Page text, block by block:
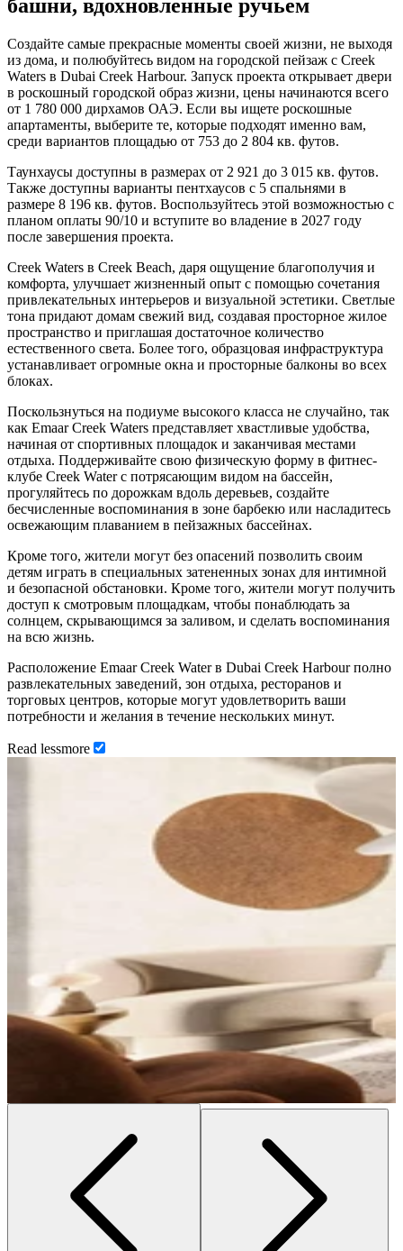
башни, вдохновленные ручьем
Создайте самые прекрасные моменты своей жизни, не выходя
из дома, и полюбуйтесь видом на городской пейзаж с Creek
Waters в Dubai Creek Harbour. Запуск проекта открывает двери
в роскошный городской образ жизни, цены начинаются всего
от 1 780 000 дирхамов ОАЭ. Если вы ищете роскошные
апартаменты, выберите те, которые подходят именно вам,
среди вариантов площадью от 753 до 2 804 кв. футов.
Таунхаусы доступны в размерах от 2 921 до 3 015 кв. футов.
Также доступны варианты пентхаусов с 5 спальнями в
размере 8 196 кв. футов. Воспользуйтесь этой возможностью с
планом оплаты 90/10 и вступите во владение в 2027 году
после завершения проекта.
Creek Waters в Creek Beach, даря ощущение благополучия и
комфорта, улучшает жизненный опыт с помощью сочетания
привлекательных интерьеров и визуальной эстетики. Светлые
тона придают домам свежий вид, создавая просторное жилое
пространство и приглашая достаточное количество
естественного света. Более того, образцовая инфраструктура
устанавливает огромные окна и просторные балконы во всех
блоках.
Поскользнуться на подиуме высокого класса не случайно, так
как Emaar Creek Waters представляет хвастливые удобства,
начиная от спортивных площадок и заканчивая местами
отдыха. Поддерживайте свою физическую форму в фитнес-
клубе Creek Water с потрясающим видом на бассейн,
прогуляйтесь по дорожкам вдоль деревьев, создайте
бесчисленные воспоминания в зоне барбекю или насладитесь
освежающим плаванием в пейзажных бассейнах.
Кроме того, жители могут без опасений позволить своим
детям играть в специальных затененных зонах для интимной
и безопасной обстановки. Кроме того, жители могут получить
доступ к смотровым площадкам, чтобы понаблюдать за
солнцем, скрывающимся за заливом, и сделать воспоминания
на всю жизнь.
Расположение Emaar Creek Water в Dubai Creek Harbour полно
развлекательных заведений, зон отдыха, ресторанов и
торговых центров, которые могут удовлетворить ваши
потребности и желания в течение нескольких минут.
Read lessmore